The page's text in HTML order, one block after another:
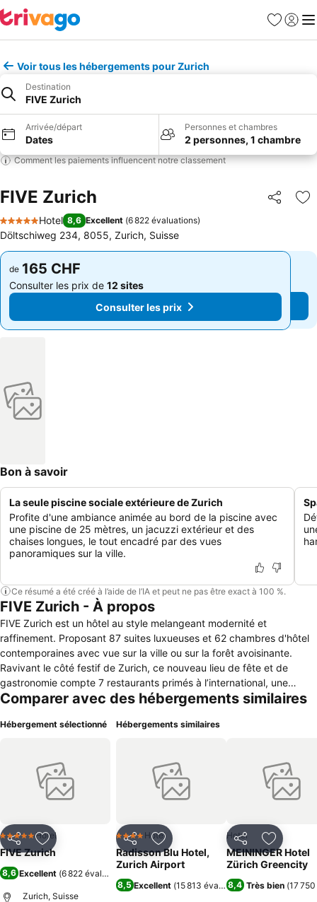
Favoris
Se
Voir tous les hébergements pour Zurich
Destination
FIVE Zurich
Arrivée/départ
Dates
Personnes et chambres
2 personnes, 1 chambre
Comment les paiements influencent notre classement
FIVE Zurich Partager
5 Étoiles
Hotel 8,6 Excellent (6 822 évaluations)
Döltschiweg 234, 8055, Zurich, Suisse
de 165 CHF
Consulter les prix de 12 sites
Consulter les prix
de 165 CHF
Consulter les prix de 12 sites
Consulter les prix
Bon à savoir
La seule piscine sociale extérieure de Zurich
Profite d'une ambiance animée au bord de la piscine avec
une piscine de 25 mètres, un jacuzzi extérieur et des
chaises longues, le tout encadré par des vues
panoramiques sur la ville.
Ce résumé a été créé à l’aide de l’IA et peut ne pas être exact à 100 %.
FIVE Zurich - À propos
FIVE Zurich est un hôtel au style melangeant modernité et
raffinement. Proposant 87 suites luxueuses et 62 chambres d'hôtel
contemporaines avec vue sur la ville ou sur la forêt avoisinante.
Ravivant le côté festif de Zurich, ce nouveau lieu de fête et de
gastronomie compte 7 restaurants primés à l’international, une
discothèque en rooftop et une piscine extérieure. Profitez aussi de
savoir plus sur les endroits où dîner, boire et danser au FIVE Zurich
attentes élevées d'un service international. L'étoile supérieure de
luxe n'est attribuée qu'avec un système de soins intensifs pour les
Comparer avec des hébergements similaires
Hébergement sélectionné
PartagerAjouter à mes favoris
5 Étoiles Hotel
FIVE Zurich
8,6 Excellent (6 822 évaluations
Zurich, Suisse
Hébergements similaires
PartagerAjouter à mes favoris
4 ÉtoilesHotel
Radisson Blu Hotel,
Zurich Airport
8,5 Excellent (15 813 évaluations)
PartagerAjouter
Hotel
MEININGER Hotel
Zürich Greencity
8,4 Très bien (17